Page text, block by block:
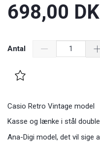
698,00
Antal
Casio Retro Vintage model
Kasse og lænke i stål
Ana-Digi model, det vil sige